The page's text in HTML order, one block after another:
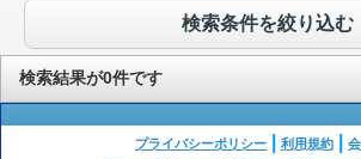
検索条件を絞り込む
検索結果が0件です
プライバシーポリシー 利用規約